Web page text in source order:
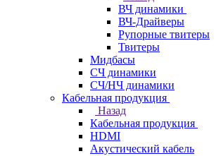
ВЧ динамики
ВЧ-Драйверы
Рупорные твитеры
Твитеры
Мидбасы
СЧ динамики
СЧ/НЧ динамики
Кабельная продукция
Назад
Кабельная продукция
HDMI
Акустический кабель